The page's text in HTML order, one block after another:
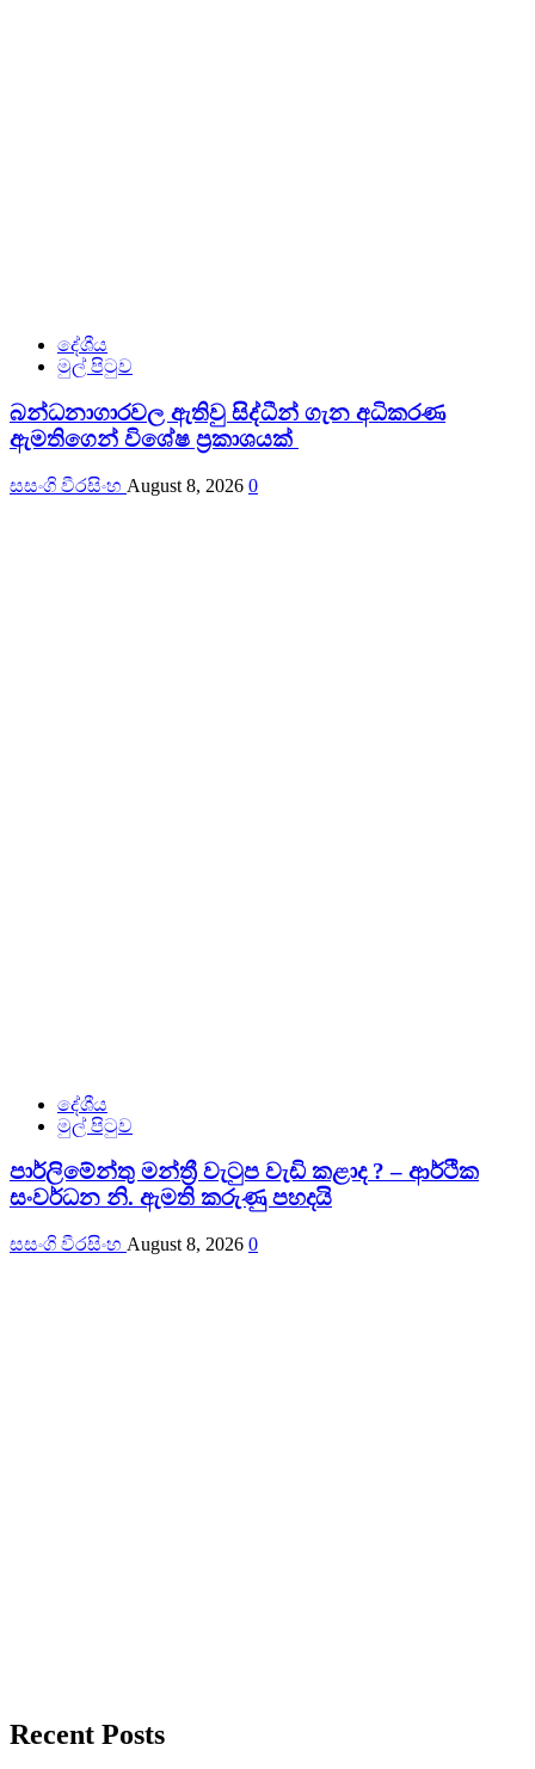
දේශීය
මුල් පිටුව
බන්ධනාගාරවල ඇතිවු සිද්ධීන් ගැන අධිකරණ
ඇමතිගෙන් විශේෂ ප්‍රකාශයක්
සසංගි වීරසිංහ August 8, 2026 0
දේශීය
මුල් පිටුව
පාර්ලිමේන්තු මන්ත්‍රී වැටුප වැඩි කළාද ? – ආර්ථික
සංවර්ධන නි. ඇමති කරුණු පහදයි
සසංගි වීරසිංහ August 8, 2026 0
Recent Posts